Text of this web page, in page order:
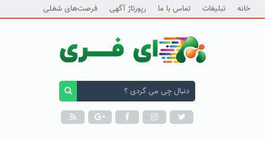
خانه تبلیغات تماس با ما رپورتاژ آگهی فرصت‌های شغلی